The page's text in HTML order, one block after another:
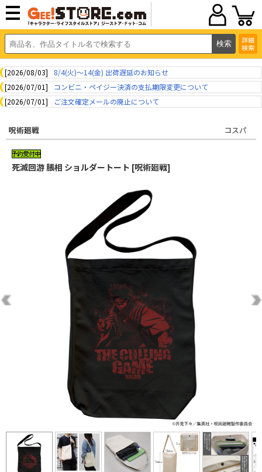
詳細
検索
[2026/08/03]
8/4(火)～14(金) 出荷遅延のお知らせ
[2026/07/01]
コンビニ・ペイジー決済の支払期限変更について
[2026/07/01]
ご注文確定メールの廃止について
呪術廻戦 コスパ
死滅回游 脹相 ショルダートート [呪術廻戦]